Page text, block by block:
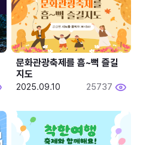
문화관광축제를 흠~뻑 즐길
지도
2025.09.10 25737